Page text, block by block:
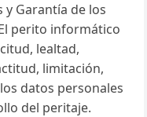
y Garantía de los
perito informático
lealtad,
limitación,
datos personales
del peritaje.